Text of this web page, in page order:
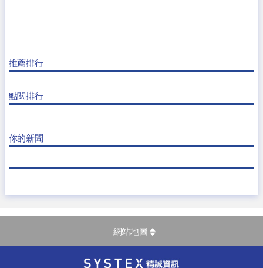
推薦排行
點閱排行
你的新聞
網站地圖